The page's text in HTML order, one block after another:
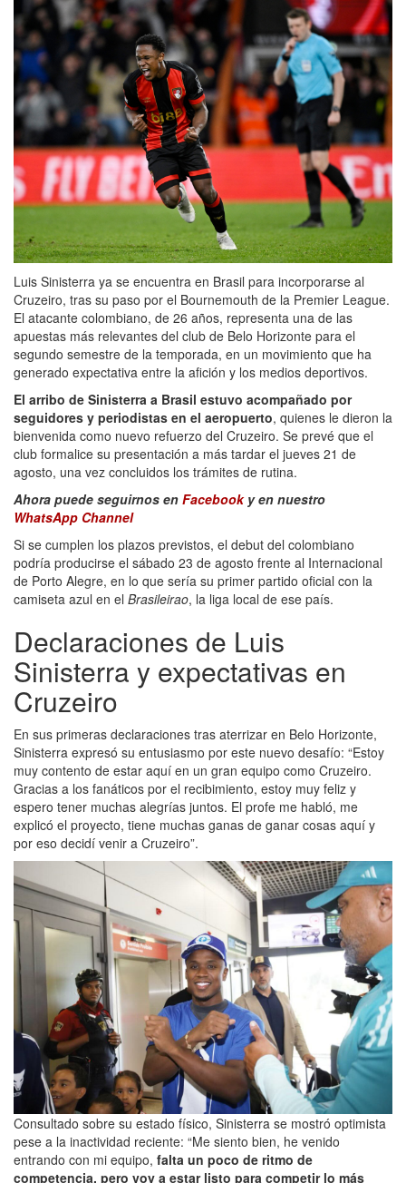
Luis Sinisterra ya se encuentra en Brasil para incorporarse al
Cruzeiro, tras su paso por el Bournemouth de la Premier League.
El atacante colombiano, de 26 años, representa una de las
apuestas más relevantes del club de Belo Horizonte para el
segundo semestre de la temporada, en un movimiento que ha
generado expectativa entre la afición y los medios deportivos.
El arribo de Sinisterra a Brasil estuvo acompañado por
seguidores y periodistas en el aeropuerto, quienes le dieron la
bienvenida como nuevo refuerzo del Cruzeiro. Se prevé que el
club formalice su presentación a más tardar el jueves 21 de
agosto, una vez concluidos los trámites de rutina.
Ahora puede seguirnos en Facebooky en nuestro
WhatsApp Channel
Si se cumplen los plazos previstos, el debut del colombiano
podría producirse el sábado 23 de agosto frente al Internacional
de Porto Alegre, en lo que sería su primer partido oficial con la
camiseta azul en el Brasileirao, la liga local de ese país.
Declaraciones de Luis
Sinisterra y expectativas en
Cruzeiro
En sus primeras declaraciones tras aterrizar en Belo Horizonte,
Sinisterra expresó su entusiasmo por este nuevo desafío: “Estoy
muy contento de estar aquí en un gran equipo como Cruzeiro.
Gracias a los fanáticos por el recibimiento, estoy muy feliz y
espero tener muchas alegrías juntos. El profe me habló, me
explicó el proyecto, tiene muchas ganas de ganar cosas aquí y
por eso decidí venir a Cruzeiro”.
Consultado sobre su estado físico, Sinisterra se mostró optimista
pese a la inactividad reciente: “Me siento bien, he venido
entrando con mi equipo, falta un poco de ritmo de
competencia, pero voy a estar listo para competir lo más